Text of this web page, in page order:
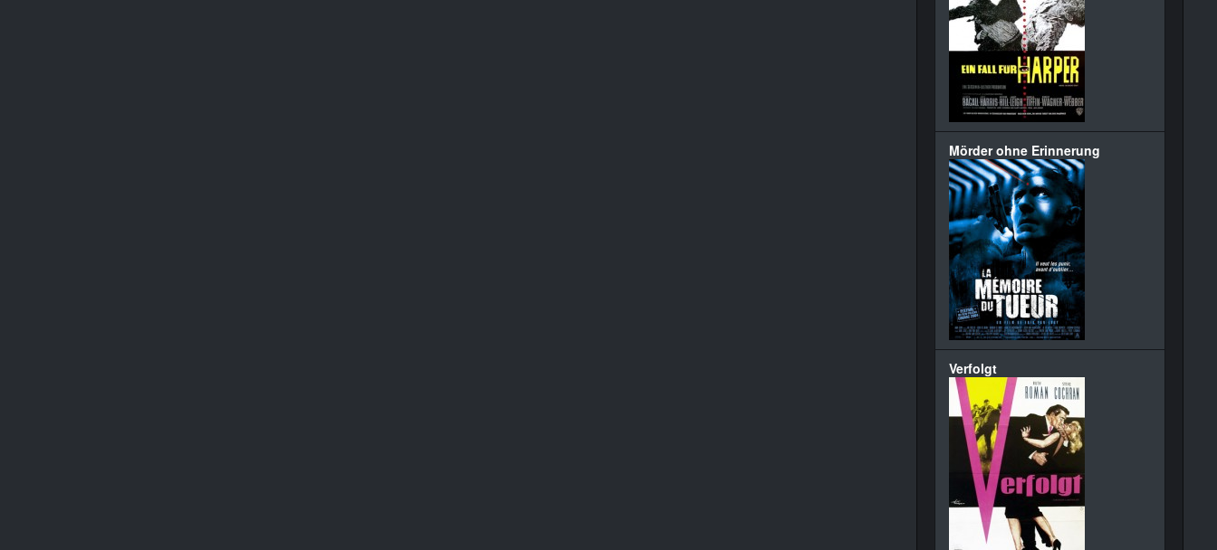
Mörder ohne Erinnerung
Verfolgt